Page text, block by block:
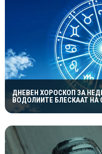
ДНЕВЕН ХОРОСКОП ЗА
ВОДОЛИИТЕ БЛЕСКААТ
ЉУБОВТА, А БЛИЗНАЦИТЕ